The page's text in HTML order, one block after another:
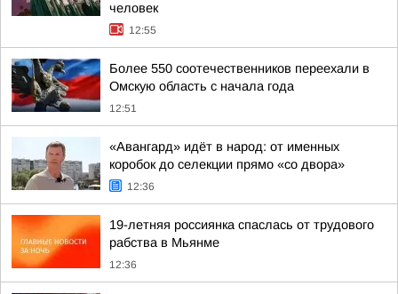
человек
12:55
Более 550 соотечественников переехали в
Омскую область с начала года
12:51
«Авангард» идёт в народ: от именных
коробок до селекции прямо «со двора»
12:36
19-летняя россиянка спаслась от трудового
рабства в Мьянме
12:36